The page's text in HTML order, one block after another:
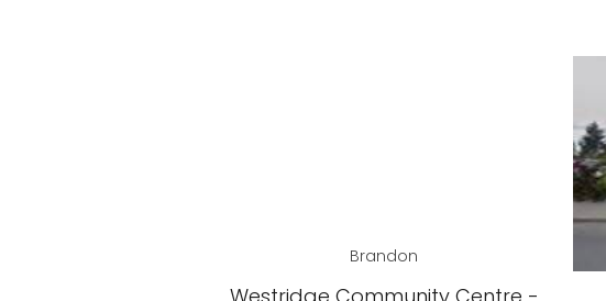
Brandon